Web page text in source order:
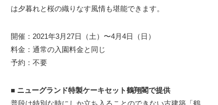
は夕暮れと桜の織りなす風情も堪能できます。
開催：2021年3月27日（土）〜4月4日（日）
料金：通常の入園料金と同じ
予約：不要
■ ニューグランド特製ケーキセット鶴翔閣で提供
普段は特別な時にしか立ち入ることのできない古建築「鶴